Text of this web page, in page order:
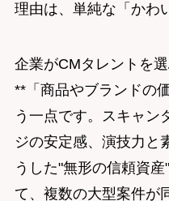
理由は、単純な「かわ
企業がCMタレントを
**「商品やブランドの
う一点です。スキャン
ジの安定感、演技力
うした"無形の信頼資
て、複数の大型案件が